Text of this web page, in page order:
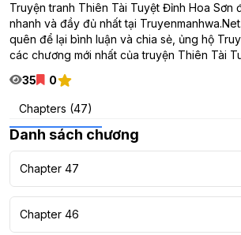
Truyện tranh Thiên Tài Tuyệt Đỉnh Hoa Sơn
nhanh và đầy đủ nhất tại
quên để lại bình luận và chia sẻ, ủng hộ
các chương mới nhất của truyện Thiên Tài
35
0
Chapters (47)
Danh sách chương
Chapter 47
Chapter 46